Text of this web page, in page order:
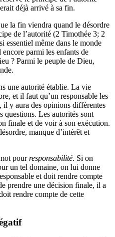
déjà arrivé à sa fin.
la fin viendra quand le désordre
de l’autorité (2 Timothée 3; 2
essentiel même dans le monde
parmi les enfants de
? Parmi le peuple de Dieu,
une autorité établie. La vie
et il faut qu’un responsable les
il y aura des opinions différentes
questions. Les autorités sont
finale et de voir à son exécution.
manque d’intérêt et
pourresponsabilité. Si on
un tel domaine, on lui donne
et doit rendre compte
prendre une décision finale, il a
rendre compte de cette